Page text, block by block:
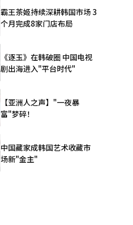
霸王茶姬持续深耕韩国市场 3
个月完成8家门店布局
《逐玉》在韩破圈 中国电视
剧出海进入"平台时代"
【亚洲人之声】"一夜暴
富"梦碎！
中国藏家成韩国艺术收藏市
场新"金主"